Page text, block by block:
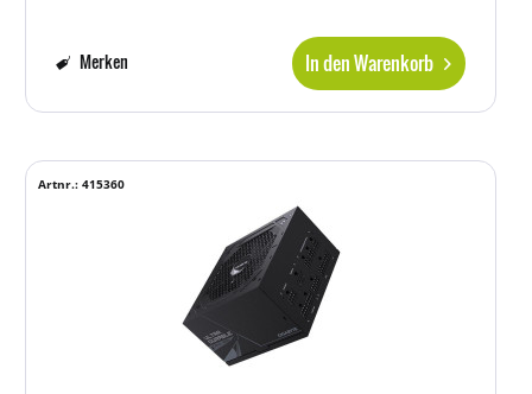
In den Warenkorb
Merken
Artnr.: 415360